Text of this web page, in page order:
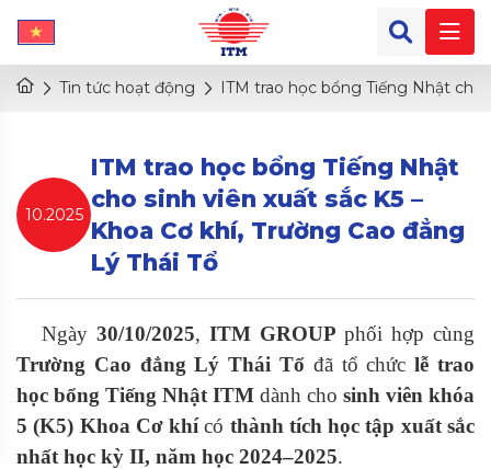
Tin tức hoạt động ITM trao học bổng Tiếng Nhật cho
10.2025
ITM trao học bổng Tiếng Nhật
cho sinh viên xuất sắc K5 –
Khoa Cơ khí, Trường Cao đẳng
Lý Thái Tổ
Ngày30/10/2025, ITM GROUP phối hợp cùng
Trường Cao đẳng Lý Thái Tổ đã tổ chứclễ trao
học bổng Tiếng Nhật ITM dành cho sinh viên khóa
5 (K5) Khoa Cơ khícó thành tích học tập xuất sắc
nhất học kỳ II, năm học 2024–2025.